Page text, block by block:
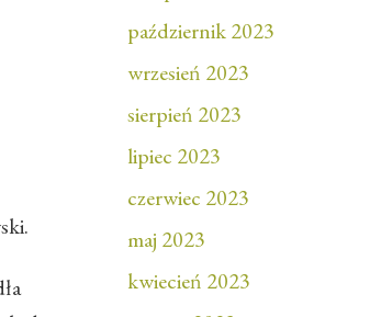
październik 2023
wrzesień 2023
sierpień 2023
lipiec 2023
czerwiec 2023
maj 2023
kwiecień 2023